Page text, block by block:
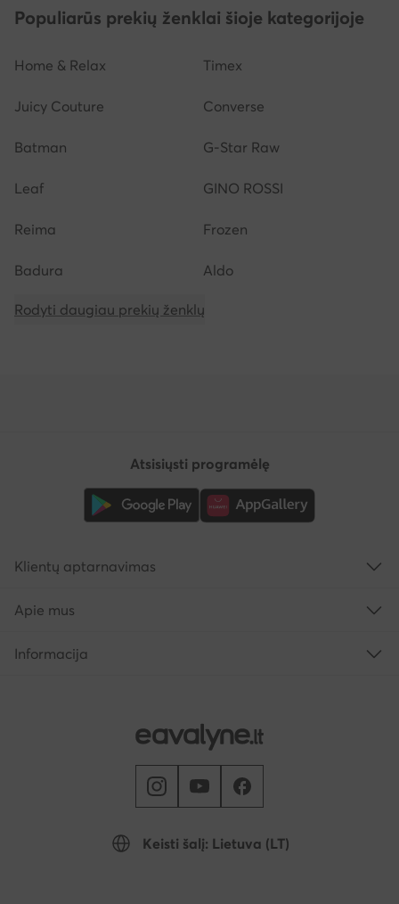
Populiarūs prekių ženklai šioje kategorijoje
Home & Relax Timex
Juicy Couture Converse
Batman G-Star Raw
Leaf GINO ROSSI
Reima Frozen
Badura Aldo
Rodyti daugiau prekių ženklų
Keisti šalį: Lietuva (LT)
Atsisiųsti programėlę
Klientų aptarnavimas
Apie mus
Informacija